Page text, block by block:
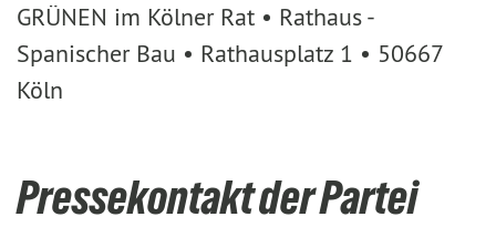
GRÜNEN im Kölner Rat • Rathaus -
Spanischer Bau • Rathausplatz 1 • 50667
Köln
Pressekontakt der Partei